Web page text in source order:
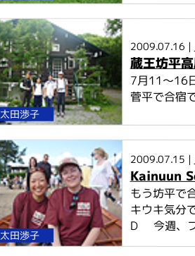
太田渉子
2009.07.16 |
蔵王坊平
7月11～16
菅平で合宿
太田渉子
2009.07.15 |
Kainuun
もう坊平で
キウキ気分
D 今週、フ